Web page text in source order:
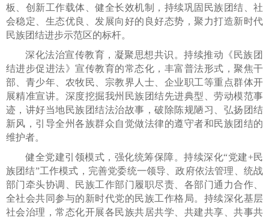
板、创新工作载体、健全长效机制，持续巩固民族团结、社
会稳定、生态优良、发展向好的良好态势，聚力打造新时代
民族团结进步示范区的标杆。
深化法治宣传教育，凝聚思想共识。持续推动《民族团
结进步促进法》宣传教育的常态化，丰富普法形式，聚焦干
部、青少年、农牧民、宗教界人士、企业职工等重点群体开
展精准宣讲。深度挖掘我州民族团结先进典型、劳动模范事
迹，讲好当地民族团结法治故事，破除陈规陋习、弘扬团结
新风，引导全州各族群众自觉做法律的遵守者和民族团结的
维护者。
健全党建引领模式，强化统筹保障。持续深化“党建+民
族团结”工作模式，完善党委统一领导、政府依法管理、统战
部门牵头协调、民族工作部门履职尽责、各部门通力合作、
全社会共同参与的新时代党的民族工作格局。持续深化基层
社会治理，常态化开展各民族共居共学、共建共享、共事共